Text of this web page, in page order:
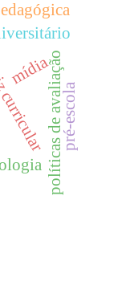
políticas de avaliação
mídia
pré-escola